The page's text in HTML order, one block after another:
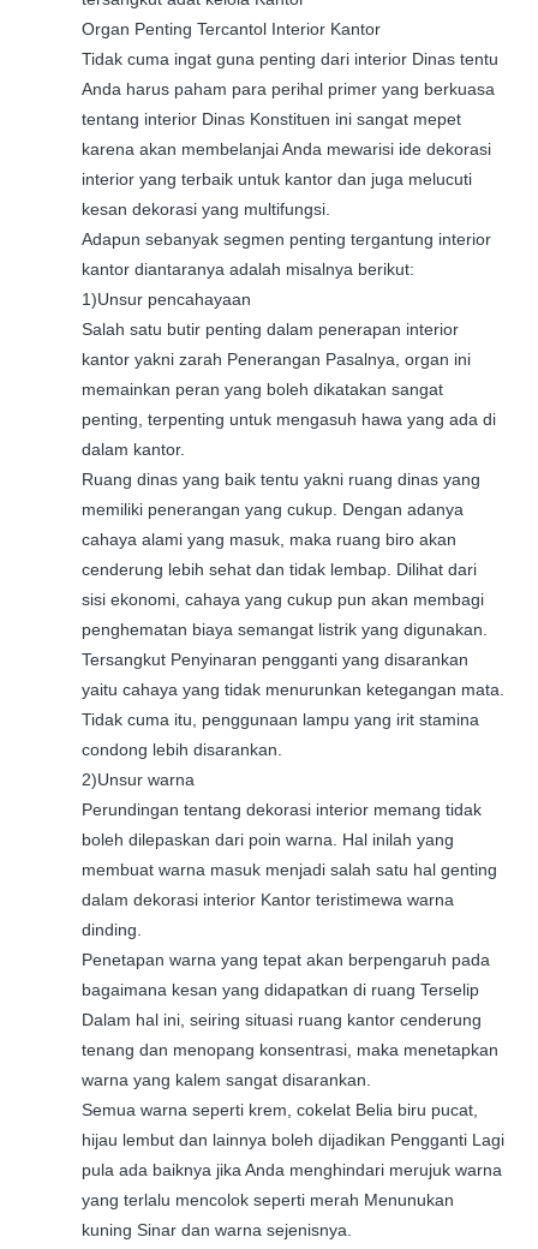
Organ Penting Tercantol Interior Kantor
Tidak cuma ingat guna penting dari interior Dinas tentu
Anda harus paham para perihal primer yang berkuasa
tentang interior Dinas Konstituen ini sangat mepet
karena akan membelanjai Anda mewarisi ide dekorasi
interior yang terbaik untuk kantor dan juga melucuti
kesan dekorasi yang multifungsi.
Adapun sebanyak segmen penting tergantung interior
kantor diantaranya adalah misalnya berikut:
1)Unsur pencahayaan
Salah satu butir penting dalam penerapan interior
kantor yakni zarah Penerangan Pasalnya, organ ini
memainkan peran yang boleh dikatakan sangat
penting, terpenting untuk mengasuh hawa yang ada di
dalam kantor.
Ruang dinas yang baik tentu yakni ruang dinas yang
memiliki penerangan yang cukup. Dengan adanya
cahaya alami yang masuk, maka ruang biro akan
cenderung lebih sehat dan tidak lembap. Dilihat dari
sisi ekonomi, cahaya yang cukup pun akan membagi
penghematan biaya semangat listrik yang digunakan.
Tersangkut Penyinaran pengganti yang disarankan
yaitu cahaya yang tidak menurunkan ketegangan mata.
Tidak cuma itu, penggunaan lampu yang irit stamina
condong lebih disarankan.
2)Unsur warna
Perundingan tentang dekorasi interior memang tidak
boleh dilepaskan dari poin warna. Hal inilah yang
membuat warna masuk menjadi salah satu hal genting
dalam dekorasi interior Kantor teristimewa warna
dinding.
Penetapan warna yang tepat akan berpengaruh pada
bagaimana kesan yang didapatkan di ruang Terselip
Dalam hal ini, seiring situasi ruang kantor cenderung
tenang dan menopang konsentrasi, maka menetapkan
warna yang kalem sangat disarankan.
Semua warna seperti krem, cokelat Belia biru pucat,
hijau lembut dan lainnya boleh dijadikan Pengganti Lagi
pula ada baiknya jika Anda menghindari merujuk warna
yang terlalu mencolok seperti merah Menunukan
kuning Sinar dan warna sejenisnya.